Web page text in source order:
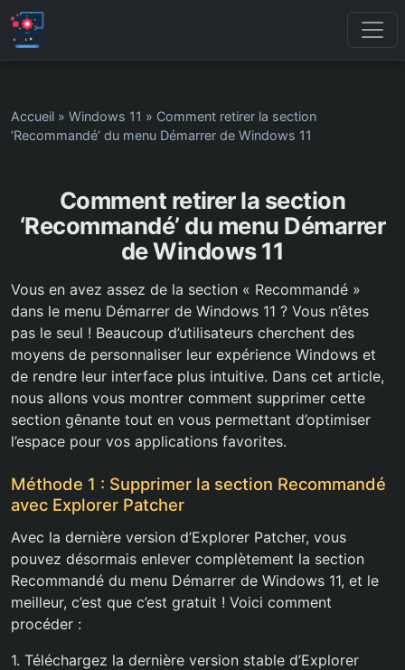
Accueil » Windows 11 » Comment retirer la section
‘Recommandé’ du menu Démarrer de Windows 11
Comment retirer la section
‘Recommandé’ du menu Démarrer
de Windows 11
Vous en avez assez de la section « Recommandé »
dans le menu Démarrer de Windows 11 ? Vous n’êtes
pas le seul ! Beaucoup d’utilisateurs cherchent des
moyens de personnaliser leur expérience Windows et
de rendre leur interface plus intuitive. Dans cet article,
nous allons vous montrer comment supprimer cette
section gênante tout en vous permettant d’optimiser
l’espace pour vos applications favorites.
Méthode 1 : Supprimer la section Recommandé
avec Explorer Patcher
Avec la dernière version d’Explorer Patcher, vous
pouvez désormais enlever complètement la section
Recommandé du menu Démarrer de Windows 11, et le
meilleur, c’est que c’est gratuit ! Voici comment
procéder :
1. Téléchargez la dernière version stable d’Explorer